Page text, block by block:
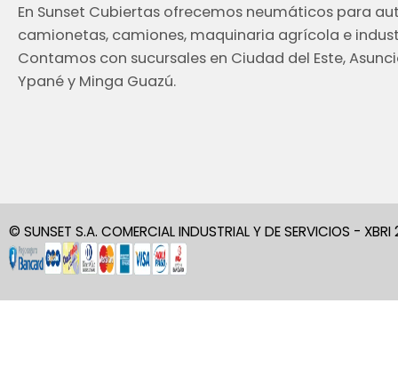
En Sunset Cubiertas ofrecemos neumáticos para
camionetas, camiones, maquinaria agrícola e
Contamos con sucursales en Ciudad del Este,
Ypané y Minga Guazú.
© SUNSET S.A. COMERCIAL INDUSTRIAL Y DE SERVICIOS -